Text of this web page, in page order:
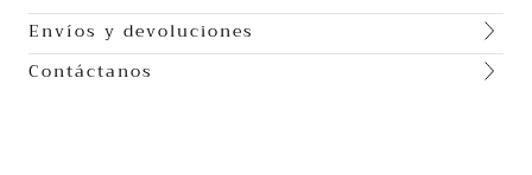
Envíos y devoluciones
Contáctanos